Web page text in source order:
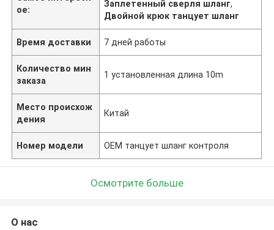
ое:
Заплетенный сверля шланг,
Двойной крюк танцует шланг
Время доставки 7 дней работы
Количество мин
заказа
1 установленная длина 10m
Место происхож
дения
Китай
Номер модели OEM танцует шланг контроля
Осмотрите больше
О нас